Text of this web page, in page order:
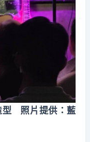
型 照片提供：藍